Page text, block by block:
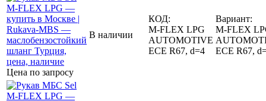
Цена по запросу
В наличии
КОД:
M-FLEX LPG
AUTOMOTIVE
ECE R67, d=4
Вариант:
M-FLEX
ECE R67,